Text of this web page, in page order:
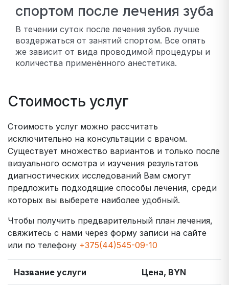
спортом после лечения зуба
В течении суток после лечения зубов лучше
воздержаться от занятий спортом. Все опять
же зависит от вида проводимой процедуры и
количества применённого анестетика.
Стоимость услуг
Стоимость услуг можно рассчитать
исключительно на консультации с врачом.
Существует множество вариантов и только после
визуального осмотра и изучения результатов
диагностических исследований Вам смогут
предложить подходящие способы лечения, среди
которых вы выберете наиболее удобный.
Чтобы получить предварительный план лечения,
свяжитесь с нами через форму записи на сайте
или по телефону +375(44)545-09-10
Название услуги Цена, BYN